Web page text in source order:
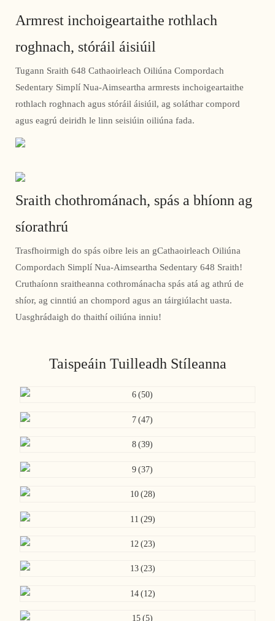
Armrest inchoigeartaithe rothlach
roghnach, stóráil áisiúil
Tugann Sraith 648 Cathaoirleach Oiliúna Compordach
Sedentary Simplí Nua-Aimseartha armrests inchoigeartaithe
rothlach roghnach agus stóráil áisiúil, ag soláthar compord
agus eagrú deiridh le linn seisiúin oiliúna fada.
Sraith chothrománach, spás a bhíonn ag
síorathrú
Trasfhoirmigh do spás oibre leis an gCathaoirleach Oiliúna
Compordach Simplí Nua-Aimseartha Sedentary 648 Sraith!
Cruthaíonn sraitheanna cothrománacha spás atá ag athrú de
shíor, ag cinntiú an chompord agus an táirgiúlacht uasta.
Uasghrádaigh do thaithí oiliúna inniu!
Taispeáin Tuilleadh Stíleanna